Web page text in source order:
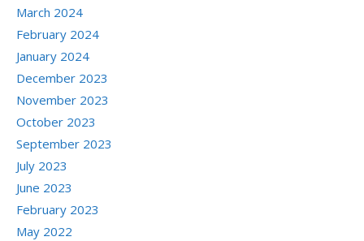
March 2024
February 2024
January 2024
December 2023
November 2023
October 2023
September 2023
July 2023
June 2023
February 2023
May 2022